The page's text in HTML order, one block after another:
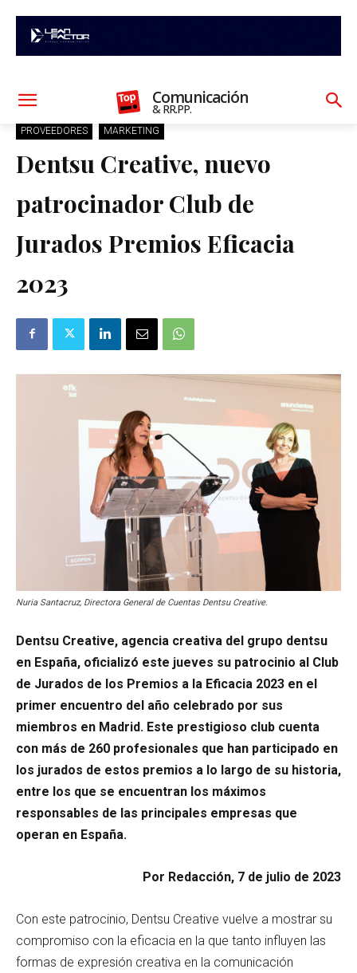
Comunicación
& RR.PP.
PROVEEDORES MARKETING
Dentsu Creative, nuevo
patrocinador Club de
Jurados Premios Eficacia
2023
Nuria Santacruz, Directora General de Cuentas Dentsu Creative.
Dentsu Creative, agencia creativa del grupo dentsu
en España, oficializó este jueves su patrocinio al Club
de Jurados de los Premios a la Eficacia 2023 en el
primer encuentro del año celebrado por sus
miembros en Madrid. Este prestigioso club cuenta
con más de 260 profesionales que han participado en
los jurados de estos premios a lo largo de su historia,
entre los que se encuentran los máximos
responsables de las principales empresas que
operan en España.
Por Redacción, 7 de julio de 2023
Con este patrocinio, Dentsu Creative vuelve a mostrar su
compromiso con la eficacia en la que tanto influyen las
formas de expresión creativa en la comunicación